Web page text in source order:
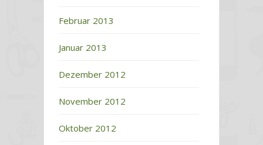
Februar 2013
Januar 2013
Dezember 2012
November 2012
Oktober 2012